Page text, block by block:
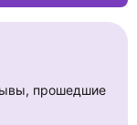
методистами,
прошедшие